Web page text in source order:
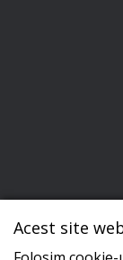
Acest site